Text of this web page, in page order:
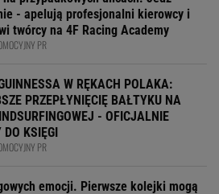
- apelują profesjonalni kierowcy i
twórcy na 4F Racing Academy
PR
W RĘKACH POLAKA:
PRZEPŁYNIĘCIĘ BAŁTYKU NA
- OFICJALNIE
KSIĘGI
PR
emocji. Pierwsze kolejki mogą